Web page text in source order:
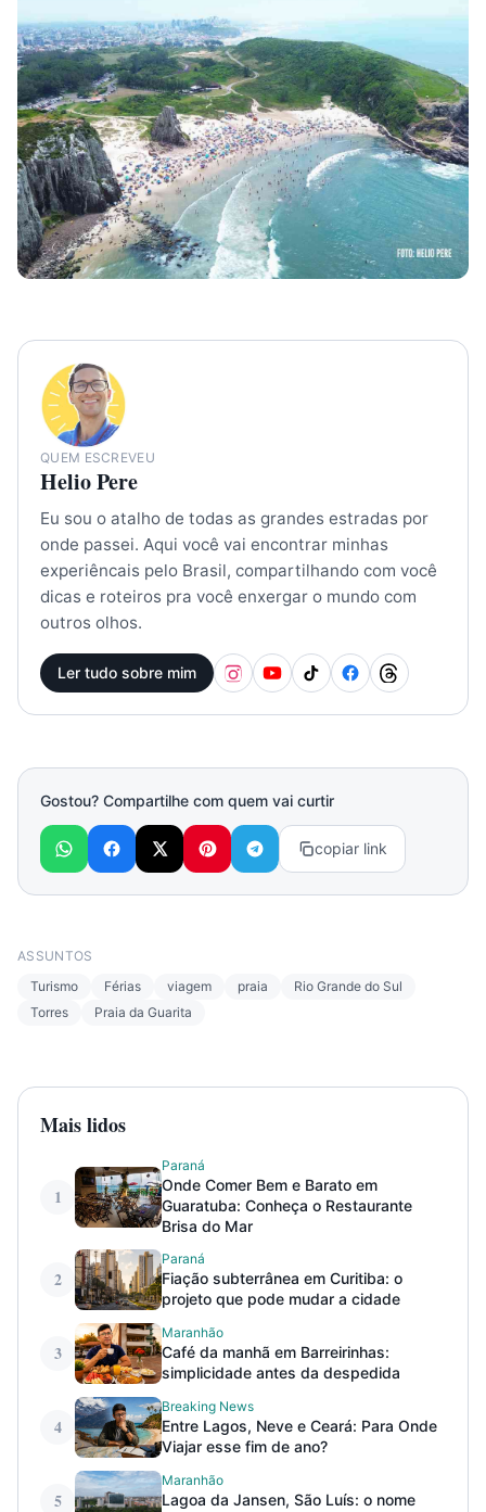
QUEM ESCREVEU
Helio Pere
Eu sou o atalho de todas as grandes estradas por
onde passei. Aqui você vai encontrar minhas
experiêncais pelo Brasil, compartilhando com você
dicas e roteiros pra você enxergar o mundo com
outros olhos.
Ler tudo sobre mim
Gostou? Compartilhe com quem vai curtir
copiar link
ASSUNTOS
Turismo
Férias viagem praia
Rio Grande do Sul
Torres
Praia da Guarita
Mais lidos
1
Paraná
Onde Comer Bem e Barato em
Guaratuba: Conheça o Restaurante
Brisa do Mar
2
Paraná
Fiação subterrânea em Curitiba: o
projeto que pode mudar a cidade
3
Maranhão
Café da manhã em Barreirinhas:
simplicidade antes da despedida
4
Breaking News
Entre Lagos, Neve e Ceará: Para Onde
Viajar esse fim de ano?
5
Maranhão
Lagoa da Jansen, São Luís: o nome